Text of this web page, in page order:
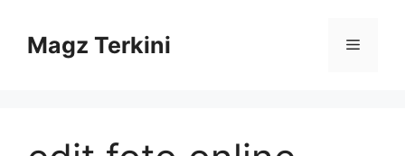
contentMagz Terkini Menu